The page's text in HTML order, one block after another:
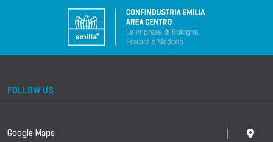
FOLLOW US
Google Maps